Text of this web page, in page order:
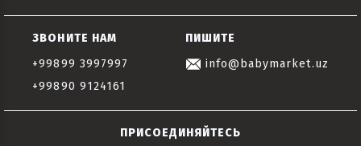
ЗВОНИТЕ НАМ
+99899 3997997
+99890 9124161
ПИШИТЕ
info@babymarket.uz
ПРИСОЕДИНЯЙТЕСЬ